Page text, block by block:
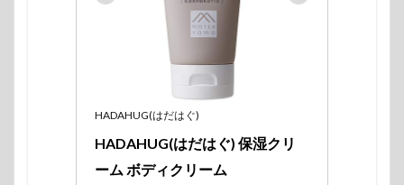
HADAHUG(はだはぐ)
HADAHUG(はだはぐ) 保湿クリ
ーム ボディクリーム